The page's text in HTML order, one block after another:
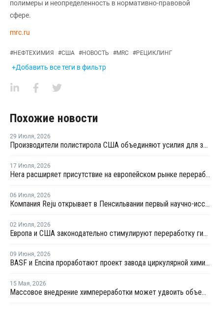
полимеры и неопределенность в нормативно-правовой
сфере.
mrc.ru
#НЕФТЕХИМИЯ #США #НОВОСТЬ #MRC #РЕЦИКЛИНГ
+Добавить все теги в фильтр
Похожие новости
29 Июля, 2026
Производители полистирола США объединяют усилия для защиты рынка от экологических ограничений
17 Июля, 2026
Hera расширяет присутствие на европейском рынке переработки пластика благодаря приобретению в Польше
06 Июля, 2026
Компания Reju открывает в Пенсильвании первый научно-исследовательский центр по переработке текстиля
02 Июля, 2026
Европа и США законодательно стимулируют переработку гибкой пластиковой упаковки
09 Июня, 2026
BASF и Encina проработают проект завода циркулярной химии в США
15 Мая, 2026
Массовое внедрение химпереработки может удвоить объемы рециклинга пластика в США